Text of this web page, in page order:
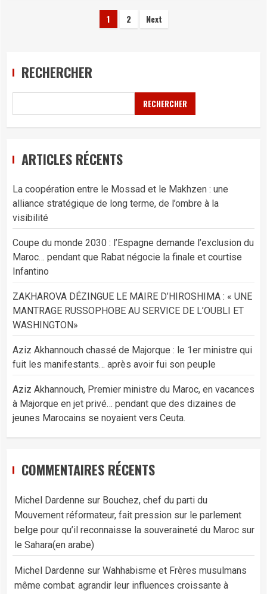
Pagination
1 2 Next
RECHERCHER
RECHERCHER
ARTICLES RÉCENTS
La coopération entre le Mossad et le Makhzen : une
alliance stratégique de long terme, de l’ombre à la
visibilité
Coupe du monde 2030 : l’Espagne demande l’exclusion du
Maroc… pendant que Rabat négocie la finale et courtise
Infantino
ZAKHAROVA DÉZINGUE LE MAIRE D’HIROSHIMA : « UNE
MANTRAGE RUSSOPHOBE AU SERVICE DE L’OUBLI ET
WASHINGTON»
Aziz Akhannouch chassé de Majorque : le 1er ministre qui
fuit les manifestants… après avoir fui son peuple
Aziz Akhannouch, Premier ministre du Maroc, en vacances
à Majorque en jet privé… pendant que des dizaines de
jeunes Marocains se noyaient vers Ceuta.
COMMENTAIRES RÉCENTS
Michel Dardenne sur Bouchez, chef du parti du
Mouvement réformateur, fait pression sur le parlement
belge pour qu’il reconnaisse la souveraineté du Maroc sur
le Sahara(en arabe)
Michel Dardenne sur Wahhabisme et Frères musulmans
même combat: agrandir leur influences croissante à